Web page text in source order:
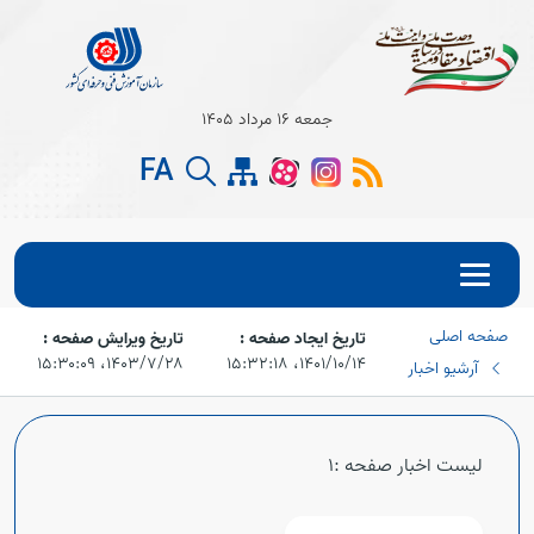
جمعه 16 مرداد 1405
FA
صفحه اصلی
آرشیو اخبار
تاریخ ایجاد صفحه :
۱۴۰۱/۱۰/۱۴،‏ ۱۵:۳۲:۱۸
تاریخ ویرایش صفحه :
۱۴۰۳/۷/۲۸،‏ ۱۵:۳۰:۰۹
لیست اخبار صفحه :1